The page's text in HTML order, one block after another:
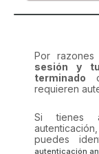
Por
sesión y
terminado
requieren
Si tienes
puedes